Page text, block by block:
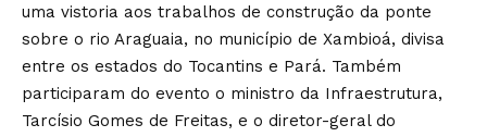
uma vistoria aos trabalhos de construção da ponte
sobre o rio Araguaia, no município de Xambioá, divisa
entre os estados do Tocantins e Pará. Também
participaram do evento o ministro da Infraestrutura,
Tarcísio Gomes de Freitas, e o diretor-geral do